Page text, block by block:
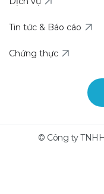
Tin tức & Báo cáo
Chứng thực
© Công ty